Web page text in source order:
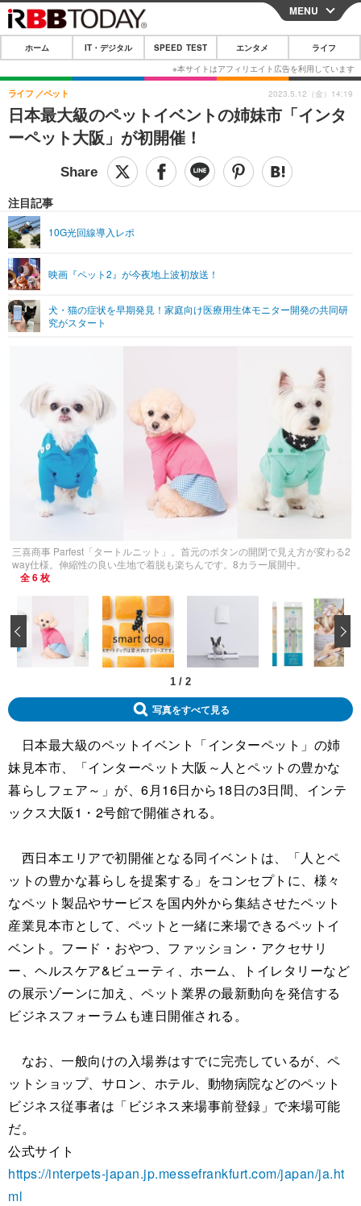
CLOSE
ホーム
IT・デジタル
IT・デジタルTOP スマートフォン
ショッピング その他
SPEED TEST
エンタメTOP 映画・ドラマ
グラビア
ショッピング その他
ライフTOP
リリース一覧
プッシュ通知の停止方法
MENU
ホーム IT・デジタル SPEED TEST エンタメ ライフ
日本最大級のペットイベントの姉妹市「インタ
ーペット大阪」が初開催！
ライフ ペット
注目記事
10G光回線導入レポ
映画『ペット2』が今夜地上波初放送！
犬・猫の症状を早期発見！家庭向け医療用生体モニター開発の共同研
究がスタート
2023.5.12（金）14:19
三喜商事 Parfest「タートルニット」。首元のボタンの開閉で見え方が変わる2
way仕様。伸縮性の良い生地で着脱も楽ちんです。8カラー展開中。
全 6 枚
1 / 2
‹
写真をすべて見る
日本最大級のペットイベント「インターペット」の姉
妹見本市、「インターペット大阪～人とペットの豊かな
暮らしフェア～」が、6月16日から18日の3日間、インテ
ックス大阪1・2号館で開催される。
西日本エリアで初開催となる同イベントは、「人とペ
ットの豊かな暮らしを提案する」をコンセプトに、様々
なペット製品やサービスを国内外から集結させたペット
産業見本市として、ペットと一緒に来場できるペットイ
ベント。フード・おやつ、ファッション・アクセサリ
ー、ヘルスケア&ビューティ、ホーム、トイレタリーなど
の展示ゾーンに加え、ペット業界の最新動向を発信する
ビジネスフォーラムも連日開催される。
なお、一般向けの入場券はすでに完売しているが、ペ
ットショップ、サロン、ホテル、動物病院などのペット
ビジネス従事者は「ビジネス来場事前登録」で来場可能
だ。
公式サイト
https://interpets-japan.jp.messefrankfurt.com/japan/ja.ht
ml